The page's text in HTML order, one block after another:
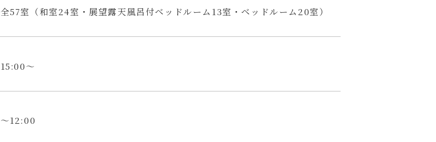
全57室（和室24室・展望露天風呂付ベッドルーム13室・ベッドルーム20室）
15:00〜
〜12:00